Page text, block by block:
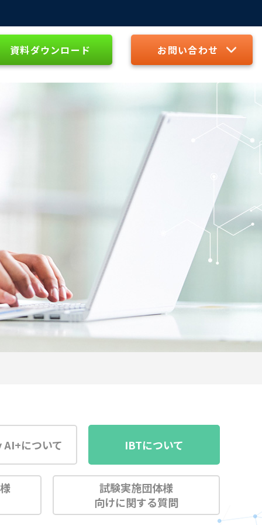
資料ダウンロード お問い合わせ
について IBTについて
試験実施団体様
向けに関する質問